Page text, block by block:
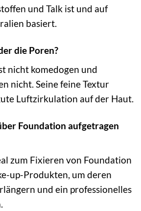
und Talk ist und auf
basiert.
die Poren?
nicht komedogen und
nicht. Seine feine Textur
Luftzirkulation auf der Haut.
Foundation aufgetragen
zum Fixieren von Foundation
up-Produkten, um deren
und ein professionelles